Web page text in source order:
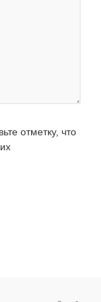
отметку, что